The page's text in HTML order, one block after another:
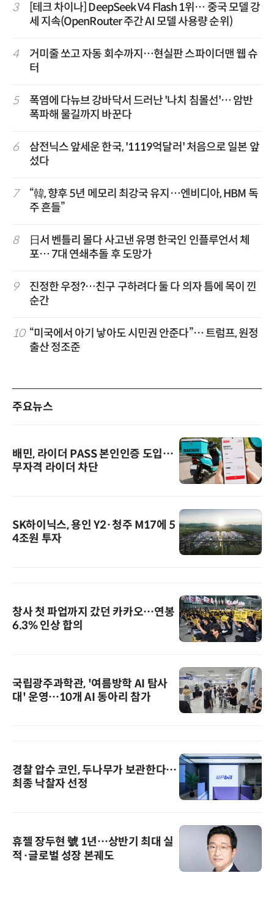
3
[테크 차이나] DeepSeek V4 Flash 1위… 중국 모델 강
세 지속(OpenRouter 주간 AI 모델 사용량 순위)
4
거미줄 쏘고 자동 회수까지…현실판 스파이더맨 웹 슈
터
5
폭염에 다뉴브 강바닥서 드러난 '나치 침몰선'… 암반
폭파해 물길까지 바꾼다
6
삼전닉스 앞세운 한국, '1119억달러' 처음으로 일본 앞
섰다
7
“韓, 향후 5년 메모리 최강국 유지…엔비디아, HBM 독
주 흔들”
8
日서 벤틀리 몰다 사고낸 유명 한국인 인플루언서 체
포… 7대 연쇄추돌 후 도망가
9
진정한 우정?…친구 구하려다 둘 다 의자 틈에 목이 낀
순간
10 “미국에서 아기 낳아도 시민권 안준다”… 트럼프, 원정
출산 정조준
주요뉴스
배민, 라이더 PASS 본인인증 도입…
무자격 라이더 차단
SK하이닉스, 용인 Y2·청주 M17에 5
4조원 투자
창사 첫 파업까지 갔던 카카오…연봉
6.3% 인상 합의
국립광주과학관, '여름방학 AI 탐사
대' 운영…10개 AI 동아리 참가
경찰 압수 코인, 두나무가 보관한다…
최종 낙찰자 선정
휴젤 장두현 號 1년…상반기 최대 실
적·글로벌 성장 본궤도